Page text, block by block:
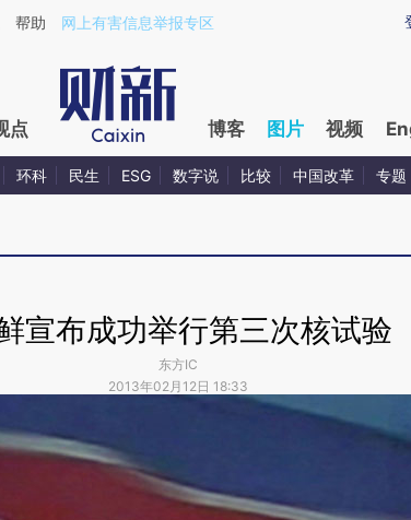
帮助 网上有害信息举报专区
点 博客 图片 视频
环科 民生 ESG 数字说 比较 中国改革 专题
宣布成功举行第三次核试验
东方IC
2013年02月12日 18:33